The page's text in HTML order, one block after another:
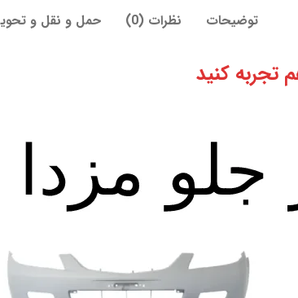
توضیحات نظرات (0) حمل و نقل و